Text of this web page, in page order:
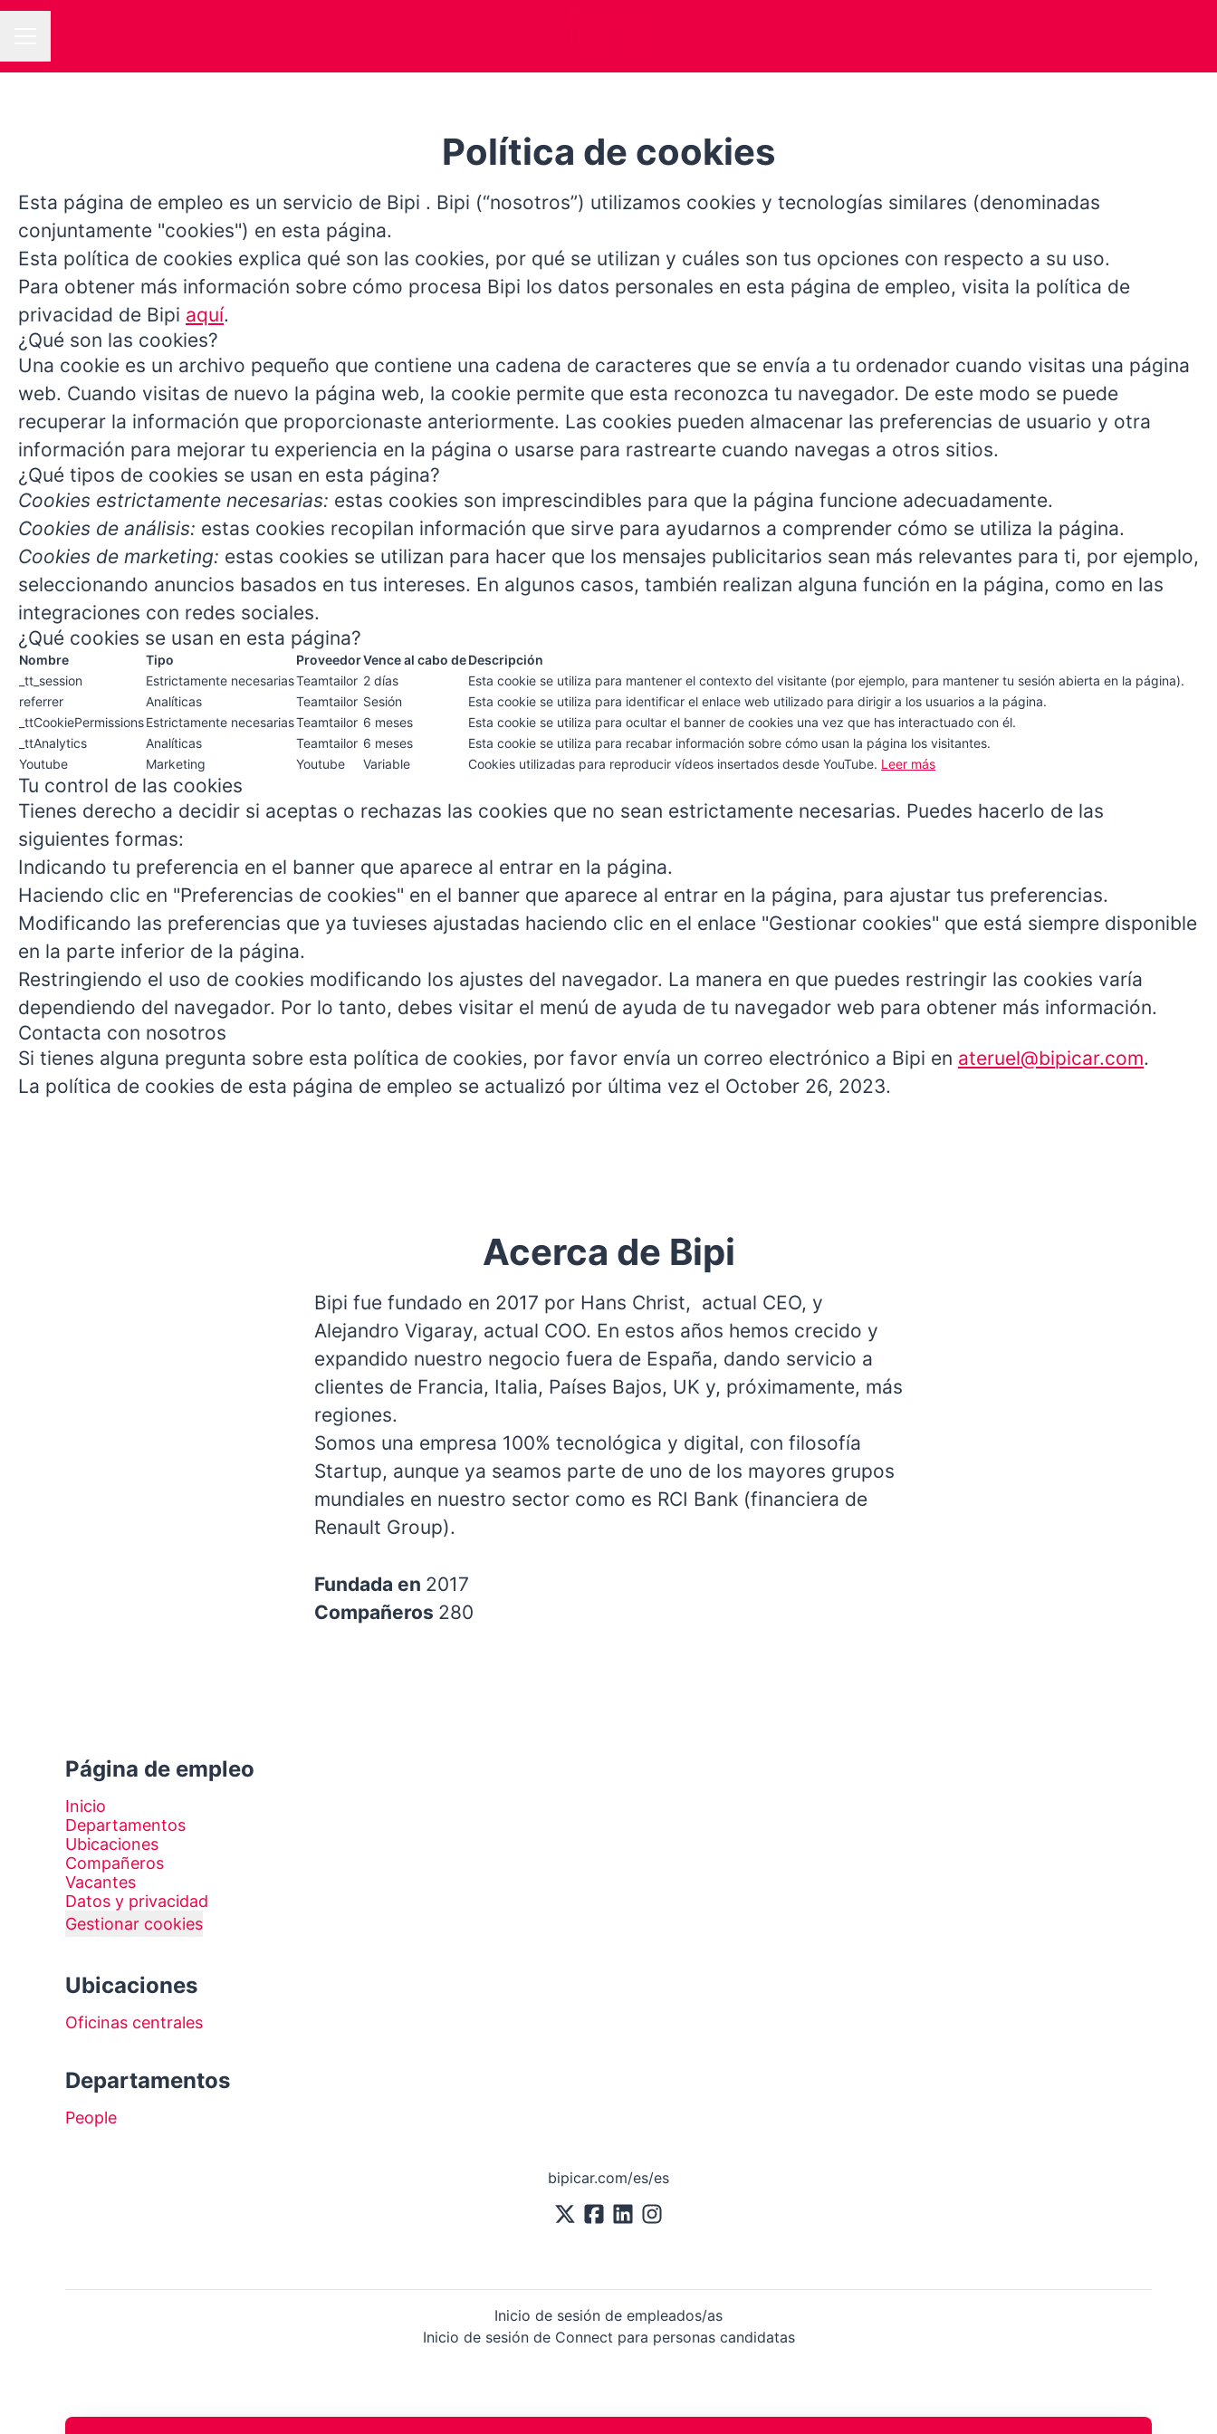
Política de cookies
Esta página de empleo es un servicio de Bipi . Bipi (“nosotros”) utilizamos cookies y tecnologías similares (denominadas
conjuntamente "cookies") en esta página.
Esta política de cookies explica qué son las cookies, por qué se utilizan y cuáles son tus opciones con respecto a su uso.
Para obtener más información sobre cómo procesa Bipi los datos personales en esta página de empleo, visita la política de
privacidad de Bipi aquí.
¿Qué son las cookies?
Una cookie es un archivo pequeño que contiene una cadena de caracteres que se envía a tu ordenador cuando visitas una página
web. Cuando visitas de nuevo la página web, la cookie permite que esta reconozca tu navegador. De este modo se puede
recuperar la información que proporcionaste anteriormente. Las cookies pueden almacenar las preferencias de usuario y otra
información para mejorar tu experiencia en la página o usarse para rastrearte cuando navegas a otros sitios.
¿Qué tipos de cookies se usan en esta página?
Cookies estrictamente necesarias: estas cookies son imprescindibles para que la página funcione adecuadamente.
Cookies de análisis: estas cookies recopilan información que sirve para ayudarnos a comprender cómo se utiliza la página.
Cookies de marketing: estas cookies se utilizan para hacer que los mensajes publicitarios sean más relevantes para ti, por ejemplo,
seleccionando anuncios basados en tus intereses. En algunos casos, también realizan alguna función en la página, como en las
integraciones con redes sociales.
¿Qué cookies se usan en esta página?
Nombre Tipo ProveedorVence al cabo deDescripción
_tt_session
Estrictamente necesariasTeamtailor 2 días
Esta cookie se utiliza para mantener el contexto del visitante (por ejemplo, para mantener tu sesión abierta en la página).
referrer
Analíticas Teamtailor Sesión
Esta cookie se utiliza para identificar el enlace web utilizado para dirigir a los usuarios a la página.
_ttCookiePermissionsEstrictamente necesariasTeamtailor 6 meses
Esta cookie se utiliza para ocultar el banner de cookies una vez que has interactuado con él.
_ttAnalytics
Analíticas Teamtailor 6 meses
Esta cookie se utiliza para recabar información sobre cómo usan la página los visitantes.
Youtube
Marketing Youtube Variable Cookies utilizadas para reproducir vídeos insertados desde YouTube. Leer más
Tu control de las cookies
Tienes derecho a decidir si aceptas o rechazas las cookies que no sean estrictamente necesarias. Puedes hacerlo de las
siguientes formas:
Indicando tu preferencia en el banner que aparece al entrar en la página.
Haciendo clic en "Preferencias de cookies" en el banner que aparece al entrar en la página, para ajustar tus preferencias.
Modificando las preferencias que ya tuvieses ajustadas haciendo clic en el enlace "Gestionar cookies" que está siempre disponible
en la parte inferior de la página.
Restringiendo el uso de cookies modificando los ajustes del navegador. La manera en que puedes restringir las cookies varía
dependiendo del navegador. Por lo tanto, debes visitar el menú de ayuda de tu navegador web para obtener más información.
Contacta con nosotros
Si tienes alguna pregunta sobre esta política de cookies, por favor envía un correo electrónico a Bipi en ateruel@bipicar.com.
La política de cookies de esta página de empleo se actualizó por última vez el October 26, 2023.
Acerca de Bipi
Bipi fue fundado en 2017 por Hans Christ, actual CEO, y
Alejandro Vigaray, actual COO. En estos años hemos crecido y
expandido nuestro negocio fuera de España, dando servicio a
clientes de Francia, Italia, Países Bajos, UK y, próximamente, más
regiones.
Somos una empresa 100% tecnológica y digital, con filosofía
Startup, aunque ya seamos parte de uno de los mayores grupos
mundiales en nuestro sector como es RCI Bank (financiera de
Renault Group).
Fundada en 2017
Compañeros 280
Página de empleo
Inicio
Departamentos
Ubicaciones
Compañeros
Vacantes
Datos y privacidad
Gestionar cookies
Ubicaciones
Oficinas centrales
Departamentos
People
bipicar.com/es/es
Inicio de sesión de empleados/as
Inicio de sesión de Connect para personas candidatas